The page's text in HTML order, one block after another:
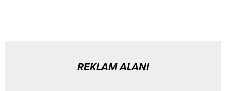
REKLAM ALANI